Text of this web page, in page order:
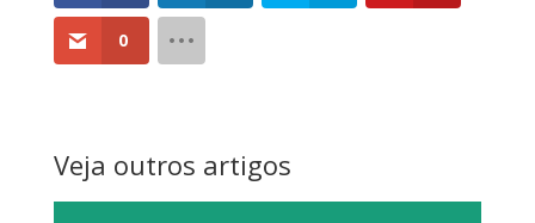
0
Veja outros artigos